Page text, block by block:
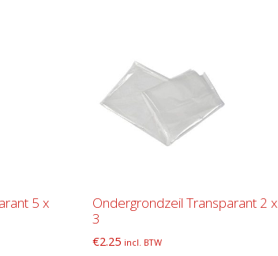
5 x
Ondergrondzeil Transparant 2 x
3
€2.25 incl. BTW